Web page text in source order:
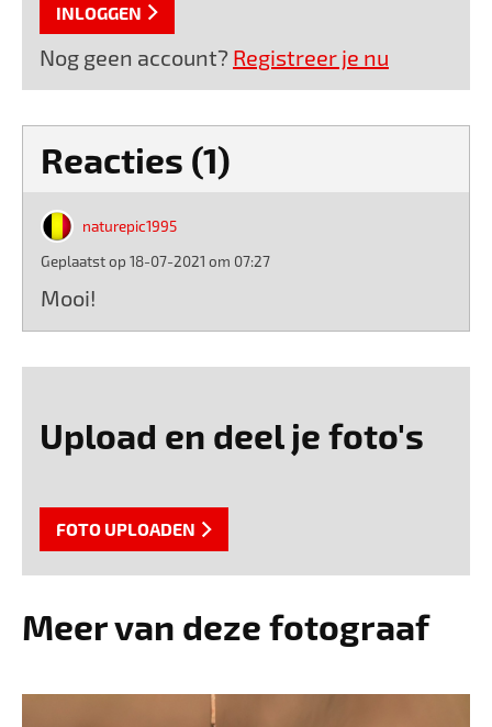
INLOGGEN
Nog geen account? Registreer je nu
Reacties (1)
naturepic1995
Geplaatst op 18-07-2021 om 07:27
Mooi!
Upload en deel je foto's
FOTO UPLOADEN
Meer van deze fotograaf